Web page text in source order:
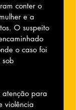
conter o
e a
O suspeito
o caso foi
atenção para
violência